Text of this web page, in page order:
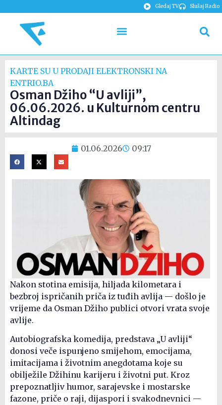
Gledaj TV Slušaj Radio
KARTE SU U PRODAJI ELEKTRONSKI NA
ENTRIO.BA
Osman Džiho “U avliji”,
06.06.2026. u Kulturnom centru
Altindag
01.06.2026 09:17
Nakon stotina emisija, hiljada kilometara i
bezbroj ispričanih priča iz tuđih avlija — došlo je
vrijeme da Osman Džiho publici otvori vrata svoje
avlije.
Autobiografska komedija, predstava „U avliji“
donosi veče ispunjeno smijehom, emocijama,
imitacijama i životnim anegdotama koje su
obilježile Džihinu karijeru i životni put. Kroz
prepoznatljiv humor, sarajevske i mostarske
fazone, priče o raji, dijaspori i svakodnevnici —